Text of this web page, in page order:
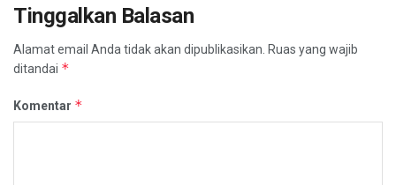
Tinggalkan Balasan
Alamat email Anda tidak akan dipublikasikan. Ruas yang wajib
ditandai *
Komentar *